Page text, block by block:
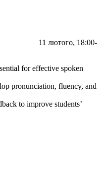
11 лютого, 18:00-
for effective spoken
pronunciation, fluency, and
to improve students’